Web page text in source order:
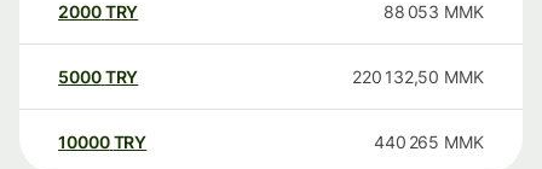
2000TRY 88 053 MMK
5000TRY 220 132,50 MMK
10000 TRY 440 265 MMK